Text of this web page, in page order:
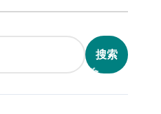
搜索